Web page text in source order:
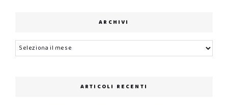
ARCHIVI
Archivi
ARTICOLI RECENTI